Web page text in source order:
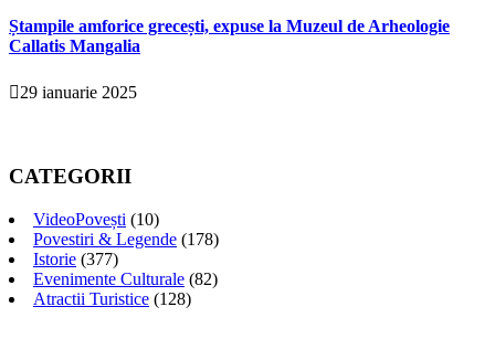
Ștampile amforice grecești, expuse la Muzeul de Arheologie
Callatis Mangalia
29 ianuarie 2025
CATEGORII
VideoPovești (10)
Povestiri & Legende (178)
Istorie (377)
Evenimente Culturale (82)
Atractii Turistice (128)